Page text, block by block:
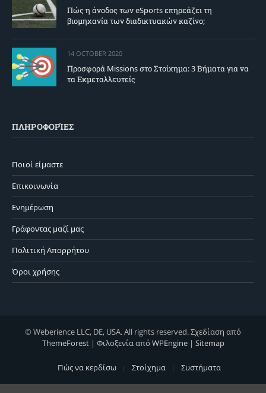
Πώς η άνοδος των eSports επηρεάζει τη
βιομηχανία των διαδικτυακών καζίνο;
14 OCTOBER 2020
Προσφορά Missions στο Στοίχημα: 3 Βήματα για να
τα Εκμεταλλευτείς
ΠΛΗΡΟΦΟΡΊΕΣ
Ποιοί είμαστε
Επικοινωνία
Ενημέρωση
Γράφοντας μαζί μας
Πολιτική Απορρήτου
Όροι χρήσης
© Weberience LLC, DE, USA. All rights reserved. Σχεδίαση από
ThemeForest| Φιλοξενία από WPEngine| Sitemap
Πώς να κερδίσω Στοίχημα Συστήματα